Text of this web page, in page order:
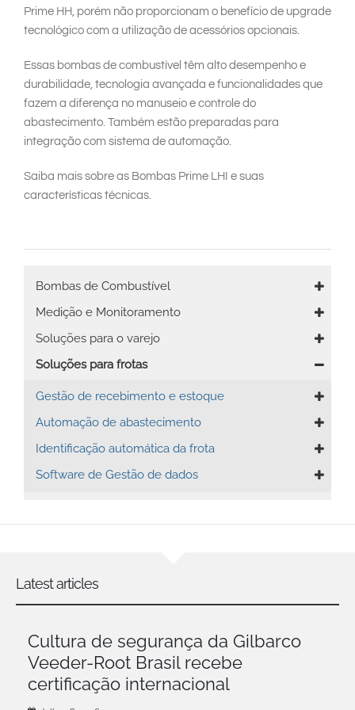
Prime HH, porém não proporcionam o benefício de upgrade
tecnológico com a utilização de acessórios opcionais.
Essas bombas de combustível têm alto desempenho e
durabilidade, tecnologia avançada e funcionalidades que
fazem a diferença no manuseio e controle do
abastecimento. Também estão preparadas para
integração com sistema de automação.
Saiba mais sobre as Bombas Prime LHI e suas
características técnicas.
Main
navigation
Bombas de Combustível
Medição e Monitoramento
Soluções para o varejo
Soluções para frotas
Gestão de recebimento e estoque
Automação de abastecimento
Identificação automática da frota
Software de Gestão de dados
Latest articles
Cultura de segurança da Gilbarco
Veeder-Root Brasil recebe
certificação internacional